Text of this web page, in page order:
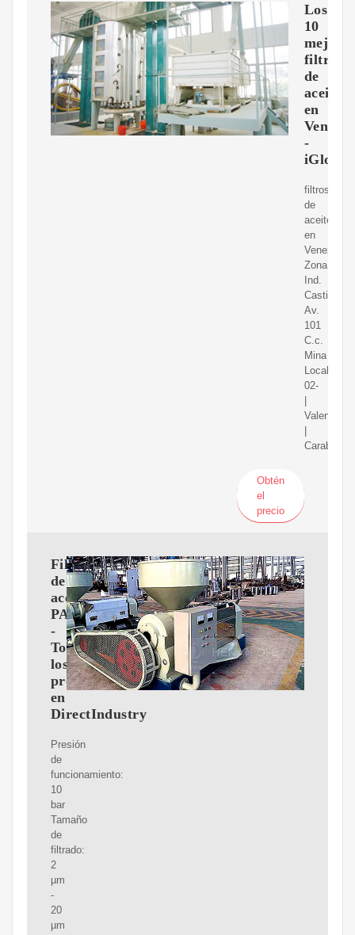
Los
10
mejores
filtros
de
aceite
en
-
iGlobal
filtros
de
aceite
en
Venezuela.
Zona
Ind.
Castillito
Av.
101
C.c.
Mina
Locales
02-
Valencia,
Carabobo
Obtén
el
precio
Filtros
de
aceite
PARKER
-
Todos
los
productos
en
DirectIndustry
Presión
de
funcionamiento:
10
bar
Tamaño
de
filtrado:
2
µm
-
20
µm